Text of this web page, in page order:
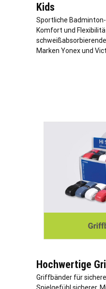
Kids
Sportliche
Komfort und
Marken Yonex und
Hochwertige
Griffbänder für
Spielgefühl sicherer.